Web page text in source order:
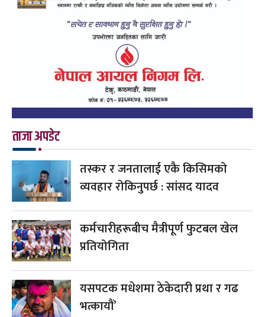
ताजा अपडेट
तस्कर र जनतालाई एकै किसिमको
व्यवहार रोकिनुपर्छ : सांसद यादव
कर्मचारीहरूबीच मैत्रीपूर्ण फुटबल खेल
प्रतियोगिता
यसपटक मधेशमा ठेकेदारी प्रथा र गढ
भत्कायौं’